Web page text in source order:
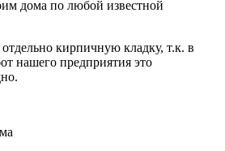
дома по любой известной
кирпичную кладку, т.к. в
нашего предприятия это